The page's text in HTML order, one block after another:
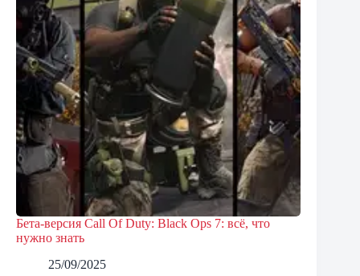
Бета-версия Call Of Duty: Black Ops 7: всё, что
нужно знать
25/09/2025